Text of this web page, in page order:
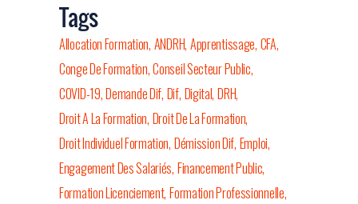
Tags
Allocation Formation ANDRH Apprentissage CFA
Conge De Formation Conseil Secteur Public
COVID-19 Demande Dif Dif Digital DRH
Droit A La Formation Droit De La Formation
Droit Individuel Formation Démission Dif Emploi
Engagement Des Salariés Financement Public
Formation Licenciement Formation Professionnelle